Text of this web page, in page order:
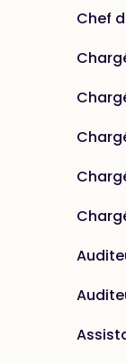
Chef